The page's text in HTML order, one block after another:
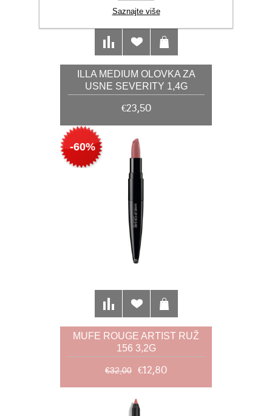
ILLA MEDIUM OLOVKA ZA
USNE SEVERITY 1,4G
€23,50
-60%
MUFE ROUGE ARTIST RUŽ
156 3,2G
€32,00 €12,80
Saznajte više